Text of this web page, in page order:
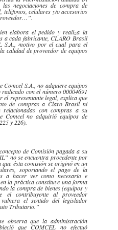
negociaciones de compra de
celulares y/o accesorios
elabora el pedido y realiza la
a cada fabricante, CLARO Brasil
S.A., motivo por el cual para el
calidad de proveedor de equipos
Comcel S.A., no adquiere equipos
con el número 00004691
representante legal, explica que
de compras a Claro Brasil ni
relacionadas con compras a su
Comcel no adquirió equipos de
y 226).
de Comisión pagada a su
no se encuentra procedente por
ésta comisión se originó en un
soportando el pago de la
a hacer ver como necesario e
la práctica constituye una forma
la compra de bienes (equipos y
el contribuyente al proveedor
el sentido del legislador
Tributario.”
observa que la administración
que COMCEL no efectuó